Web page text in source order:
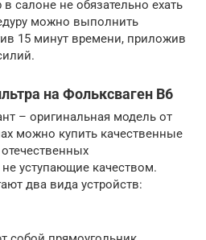
салоне не обязательно ехать
можно выполнить
15 минут времени, приложив
на Фольксваген В6
– оригинальная модель от
можно купить качественные
уступающие качеством.
два вида устройств: